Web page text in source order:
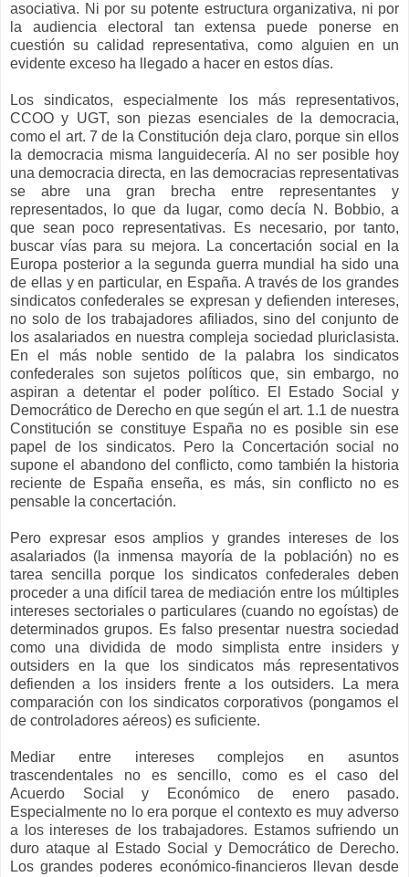
asociativa. Ni por su potente estructura organizativa, ni por
la audiencia electoral tan extensa puede ponerse en
cuestión su calidad representativa, como alguien en un
evidente exceso ha llegado a hacer en estos días.
Los sindicatos, especialmente los más representativos,
CCOO y UGT, son piezas esenciales de la democracia,
como el art. 7 de la Constitución deja claro, porque sin ellos
la democracia misma languidecería. Al no ser posible hoy
una democracia directa, en las democracias representativas
se abre una gran brecha entre representantes y
representados, lo que da lugar, como decía N. Bobbio, a
que sean poco representativas. Es necesario, por tanto,
buscar vías para su mejora. La concertación social en la
Europa posterior a la segunda guerra mundial ha sido una
de ellas y en particular, en España. A través de los grandes
sindicatos confederales se expresan y defienden intereses,
no solo de los trabajadores afiliados, sino del conjunto de
los asalariados en nuestra compleja sociedad pluriclasista.
En el más noble sentido de la palabra los sindicatos
confederales son sujetos políticos que, sin embargo, no
aspiran a detentar el poder político. El Estado Social y
Democrático de Derecho en que según el art. 1.1 de nuestra
Constitución se constituye España no es posible sin ese
papel de los sindicatos. Pero la Concertación social no
supone el abandono del conflicto, como también la historia
reciente de España enseña, es más, sin conflicto no es
pensable la concertación.
Pero expresar esos amplios y grandes intereses de los
asalariados (la inmensa mayoría de la población) no es
tarea sencilla porque los sindicatos confederales deben
proceder a una difícil tarea de mediación entre los múltiples
intereses sectoriales o particulares (cuando no egoístas) de
determinados grupos. Es falso presentar nuestra sociedad
como una dividida de modo simplista entre insiders y
outsiders en la que los sindicatos más representativos
defienden a los insiders frente a los outsiders. La mera
comparación con los sindicatos corporativos (pongamos el
de controladores aéreos) es suficiente.
Mediar entre intereses complejos en asuntos
trascendentales no es sencillo, como es el caso del
Acuerdo Social y Económico de enero pasado.
Especialmente no lo era porque el contexto es muy adverso
a los intereses de los trabajadores. Estamos sufriendo un
duro ataque al Estado Social y Democrático de Derecho.
Los grandes poderes económico-financieros llevan desde